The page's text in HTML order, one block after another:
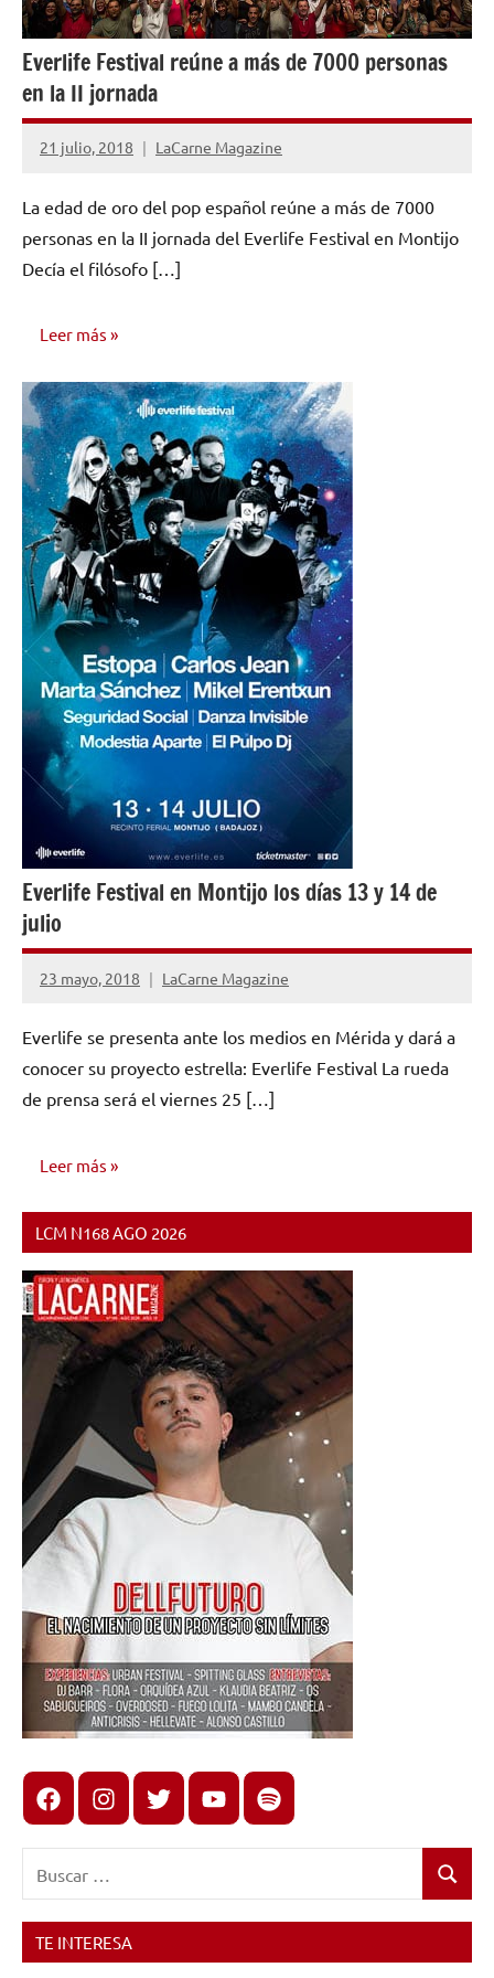
Everlife Festival reúne a más de 7000 personas
en la II jornada
21 julio, 2018 LaCarne Magazine
No
comentarios
La edad de oro del pop español reúne a más de 7000
personas en la II jornada del Everlife Festival en Montijo
Decía el filósofo […]
Leer más
NOTICIAS
Everlife Festival en Montijo los días 13 y 14 de
julio
23 mayo, 2018 LaCarne Magazine
No
comentarios
Everlife se presenta ante los medios en Mérida y dará a
conocer su proyecto estrella: Everlife Festival La rueda
de prensa será el viernes 25 […]
Leer más
NOTICIAS
LCM N168 AGO 2026
FacebookInstagram
X youtubespotify
Buscar
TE INTERESA